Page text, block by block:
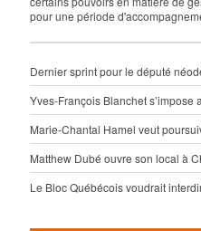
pour une période
Dernier sprint pour le député
Yves-François Blanchet s’impose
Marie-Chantal Hamel veut
Matthew Dubé ouvre son local à
Le Bloc Québécois voudrait